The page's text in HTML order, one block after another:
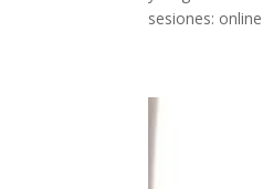
sesiones: